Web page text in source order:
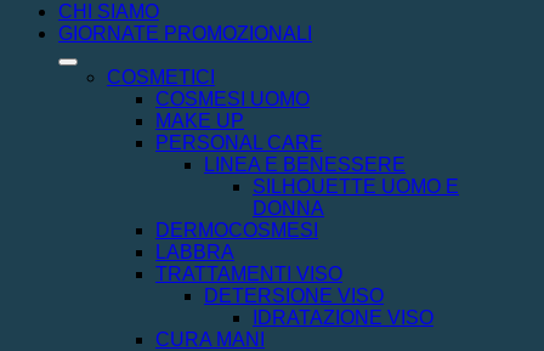
CHI SIAMO
GIORNATE PROMOZIONALI
COSMETICI
COSMESI UOMO
MAKE UP
PERSONAL CARE
LINEA E BENESSERE
SILHOUETTE UOMO E
DONNA
DERMOCOSMESI
LABBRA
TRATTAMENTI VISO
DETERSIONE VISO
IDRATAZIONE VISO
CURA MANI